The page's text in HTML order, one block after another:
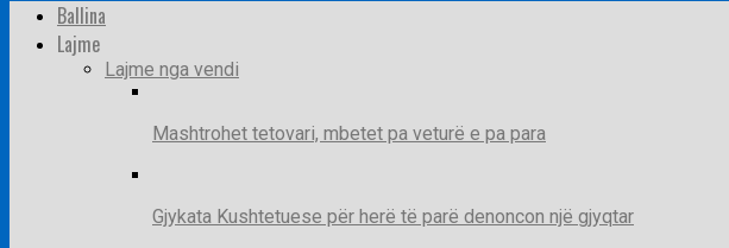
Ballina
Lajme
Lajme nga vendi
Mashtrohet tetovari, mbetet pa veturë e pa para
Gjykata Kushtetuese për herë të parë denoncon një gjyqtar